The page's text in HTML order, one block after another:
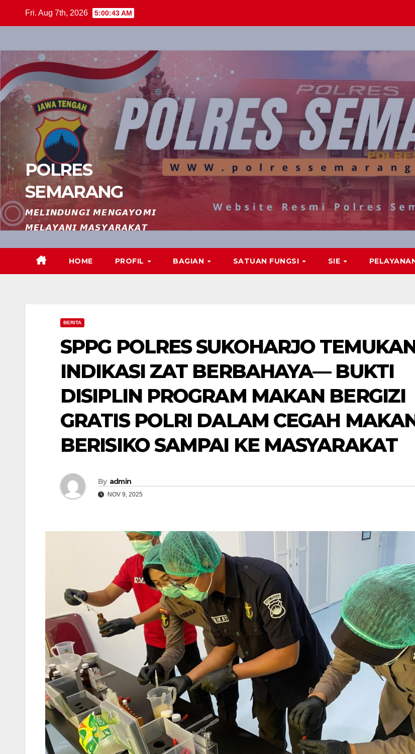
Fri. Aug 7th, 2026 5:00:45 AM
POLRES
SEMARANG
𝙈𝙀𝙇𝙄𝙉𝘿𝙐𝙉𝙂𝙄 𝙈𝙀𝙉𝙂𝘼𝙔𝙊𝙈𝙄
𝙈𝙀𝙇𝘼𝙔𝘼𝙉𝙄 𝙈𝘼𝙎𝙔𝘼𝙍𝘼𝙆𝘼𝙏
HOME PROFIL BAGIAN SATUAN FUNGSI SIE
BERITA
SPPG POLRES SUKOHARJO
INDIKASI ZAT BERBAHAYA— BUKTI
DISIPLIN PROGRAM MAKAN BERGIZI
GRATIS POLRI DALAM CEGAH
BERISIKO SAMPAI KE MASYARAKAT
By admin
NOV 9, 2025